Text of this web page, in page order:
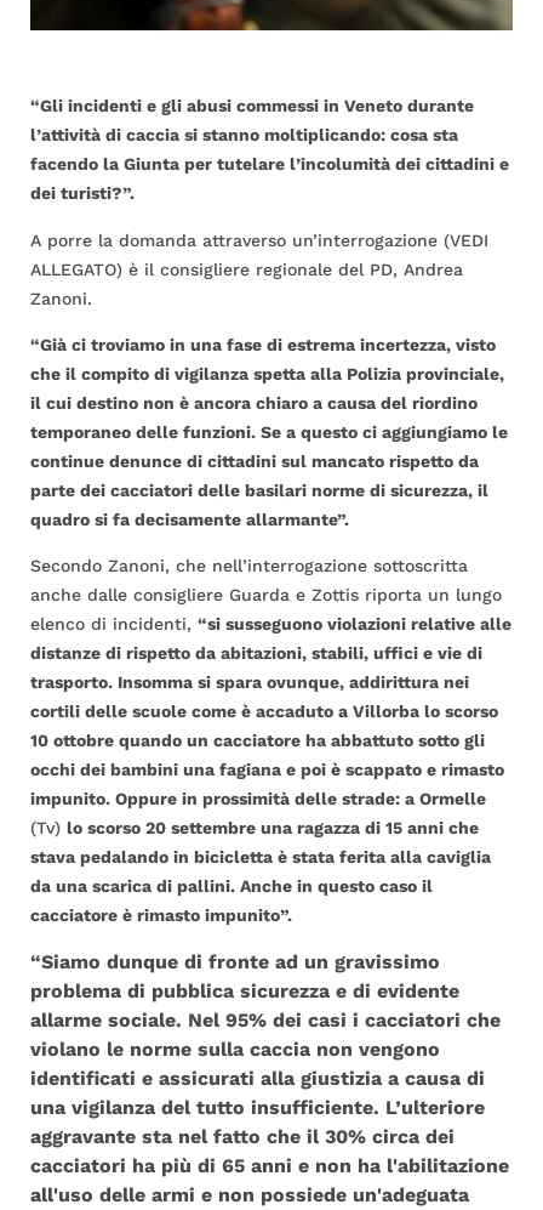
“Gli incidenti e gli abusi commessi in Veneto durante
l’attività di caccia si stanno moltiplicando: cosa sta
facendo la Giunta per tutelare l’incolumità dei cittadini e
dei turisti?”.
A porre la domanda attraverso un’interrogazione (VEDI
ALLEGATO) è il consigliere regionale del PD, Andrea
Zanoni.
“Già ci troviamo in una fase di estrema incertezza, visto
che il compito di vigilanza spetta alla Polizia provinciale,
il cui destino non è ancora chiaro a causa del riordino
temporaneo delle funzioni. Se a questo ci aggiungiamo le
continue denunce di cittadini sul mancato rispetto da
parte dei cacciatori delle basilari norme di sicurezza, il
quadro si fa decisamente allarmante”.
Secondo Zanoni, che nell’interrogazione sottoscritta
anche dalle consigliere Guarda e Zottis riporta un lungo
elenco di incidenti, “si susseguono violazioni relative alle
distanze di rispetto da abitazioni, stabili, uffici e vie di
trasporto. Insomma si spara ovunque, addirittura nei
cortili delle scuole come è accaduto a Villorba lo scorso
10 ottobre quando un cacciatore ha abbattuto sotto gli
occhi dei bambini una fagiana e poi è scappato e rimasto
impunito. Oppure in prossimità delle strade: a Ormelle
(Tv) lo scorso 20 settembre una ragazza di 15 anni che
stava pedalando in bicicletta è stata ferita alla caviglia
da una scarica di pallini. Anche in questo caso il
cacciatore è rimasto impunito”.
“Siamo dunque di fronte ad un gravissimo
problema di pubblica sicurezza e di evidente
allarme sociale. Nel 95% dei casi i cacciatori che
violano le norme sulla caccia non vengono
identificati e assicurati alla giustizia a causa di
una vigilanza del tutto insufficiente. L’ulteriore
aggravante sta nel fatto che il 30% circa dei
cacciatori ha più di 65 anni e non ha l'abilitazione
all'uso delle armi e non possiede un'adeguata